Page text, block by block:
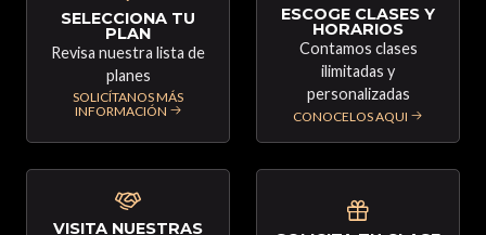
SELECCIONA TU
PLAN
Revisa nuestra lista de
planes
SOLICÍTANOS MÁS
INFORMACIÓN
ESCOGE CLASES Y
HORARIOS
Contamos clases
ilimitadas y
personalizadas
CONOCELOS AQUI
VISITA NUESTRAS